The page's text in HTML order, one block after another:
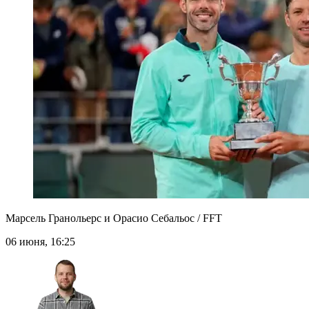
Марсель Гранольерс и Орасио Себальос / FFT
06 июня, 16:25